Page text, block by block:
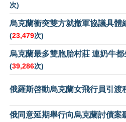
次)
烏克蘭衝突雙方就撤軍協議具體
(23,479次)
烏克蘭最多雙胞胎村莊 連奶牛
(39,286次)
俄羅斯啓動烏克蘭女飛行員引渡
俄同意延期舉行向烏克蘭討債案